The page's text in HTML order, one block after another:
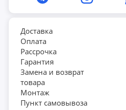
Доставка
Оплата
Рассрочка
Гарантия
Замена и возврат
товара
Монтаж
Пункт самовывоза